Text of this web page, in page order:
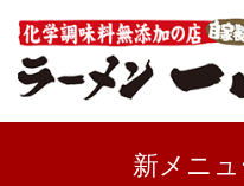
新メニュ